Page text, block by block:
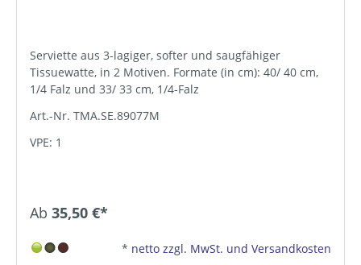
Serviette aus 3-lagiger, softer und saugfähiger
Tissuewatte, in 2 Motiven. Formate (in cm): 40/ 40 cm,
1/4 Falz und 33/ 33 cm, 1/4-Falz
Art.-Nr. TMA.SE.89077M
VPE: 1
Ab 35,50 €*
* netto zzgl. MwSt. und Versandkosten